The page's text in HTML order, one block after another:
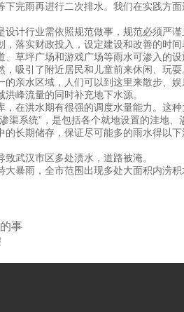
雨再进行二次排水。我们在实践方
行业需依照规范做事，规范必须严谨
落实财政投入，设定建设和改善的时
坪广场和游戏广场等雨水可渗入的
吸引了附近居民和儿童前来休闲、玩耍
水区域，人们可以到这里来散步、
峰流量的同时补充地下水源。
洪水期有很强的调度水量能力。这种
统”，是包括各个就地设置的洼地、
期储存，保证尽可能多的雨水得以
武汉市区多处渍水，道路被淹。
雨，全市范围出现多处大面积内涝积
事